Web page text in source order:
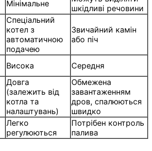
Мінімальне
шкідливі речовини
Спеціальний
котел з
автоматичною
подачею
Звичайний камін
або піч
Висока Середня
Довга
(залежить від
котла та
налаштувань)
Обмежена
завантаженням
дров, спалюються
швидко
Легко
регулюються
Потрібен контроль
палива